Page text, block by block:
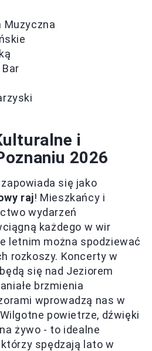
Muzyczna
i
2026
się jako
raj! Mieszkańcy i
wydarzeń
każdego w wir
letnim można spodziewać
rozkoszy. Koncerty w
się nad Jeziorem
brzmienia
wprowadzą nas w
powietrze, dźwięki
żywo - to idealne
spędzają lato w